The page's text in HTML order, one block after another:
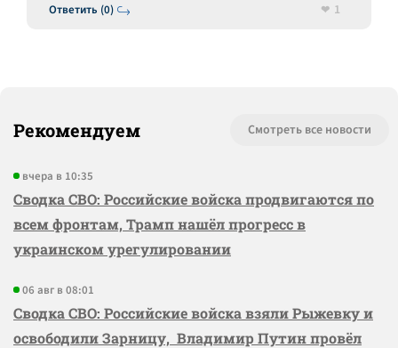
Ответить (0)
1
Рекомендуем Смотреть все новости
вчера в 10:35
Сводка СВО: Российские войска продвигаются по
всем фронтам, Трамп нашёл прогресс в
украинском урегулировании
06 авг в 08:01
Сводка СВО: Российские войска взяли Рыжевку и
освободили Зарницу, Владимир Путин провёл